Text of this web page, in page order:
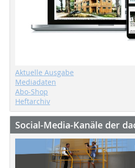
Aktuelle Ausgabe
Mediadaten
Abo-Shop
Heftarchiv
Social-Media-Kanäle der